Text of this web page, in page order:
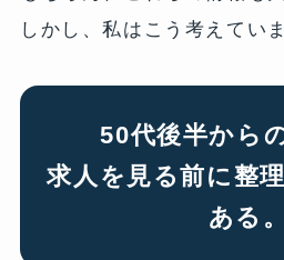
しかし、私はこう考えていま
50代後半から
求人を見る前に整
ある。